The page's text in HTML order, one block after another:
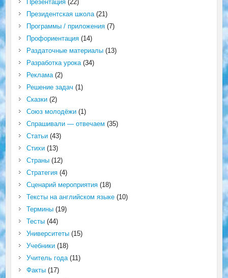
Презентация(22)
Президентская школа(21)
Программы / приложения(7)
Профориентация(14)
Раздаточные материалы(13)
Разработка урока(34)
Реклама(2)
Решение задач (1)
Сказки(2)
Союз молодёжи(1)
Спрашивали — отвечаем (35)
Статьи(43)
Стихи(13)
Страны(12)
Стратегия(4)
Сценарий мероприятия(18)
Тексты на английском языке(10)
Термины(19)
Тесты(44)
Университеты(15)
Учебники(18)
Учитель года(11)
Факты(17)